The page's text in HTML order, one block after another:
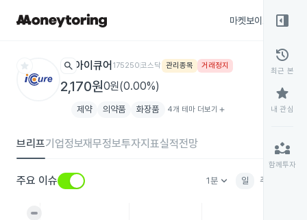
마켓보이스
star search 아이큐어 175250코스닥 관리종목 거래정지
2,170원0원(0.00%)
제약 의약품 화장품 4개 테마 더보기 add
브리프기업정보재무정보투자지표실적전망
주요 이슈 1분keyboard_arrow_down 일 주
right_panel_open
history
최근 본
star
내 관심
partner_exchange
함께투자